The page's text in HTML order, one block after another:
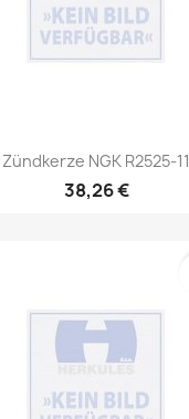
Zündkerze NGK R2525-11
38,26 €